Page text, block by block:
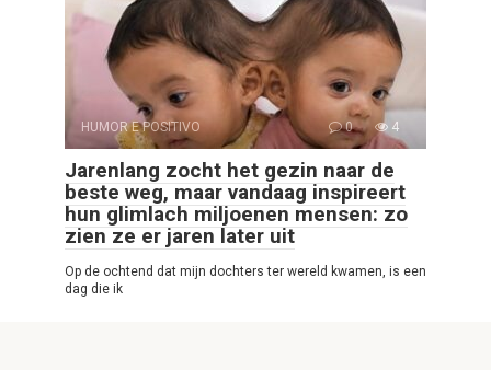
HUMOR E POSITIVO 0 4
Jarenlang zocht het gezin naar de
beste weg, maar vandaag inspireert
hun glimlach miljoenen mensen: zo
zien ze er jaren later uit
Op de ochtend dat mijn dochters ter wereld kwamen, is een
dag die ik